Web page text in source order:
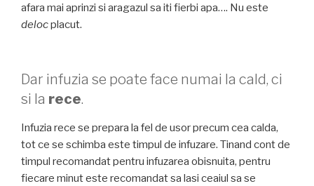
afara mai aprinzi si aragazul sa iti fierbi apa…. Nu este
delocplacut.
Dar infuzia se poate face numai la cald, ci
si la rece.
Infuzia rece se prepara la fel de usor precum cea calda,
tot ce se schimba este timpul de infuzare. Tinand cont de
timpul recomandat pentru infuzarea obisnuita, pentru
fiecare minut este recomandat sa lasi ceaiul sa se